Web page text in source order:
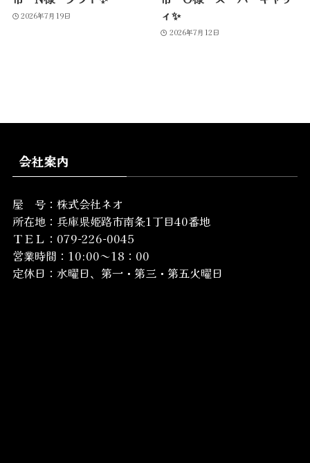
2026年7月19日
ィ✨
2026年7月12日
会社案内
屋 号：株式会社ネオ
所在地： 兵庫県姫路市南条1丁目40番地
ＴＥＬ：079-226-0045
営業時間：10:00～18：00
定休日：水曜日、第一・第三・第五火曜日